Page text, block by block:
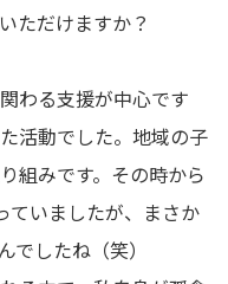
ただけますか？
わる支援が中心です
活動でした。地域の子
組みです。その時から
ていましたが、まさか
でしたね（笑）